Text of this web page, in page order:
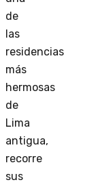
de
las
residencias
más
hermosas
de
Lima
antigua,
recorre
sus